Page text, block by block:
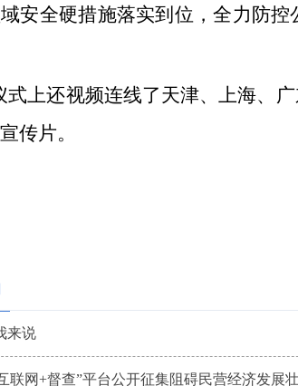
安全硬措施落实到位，全力防
式上还视频连线了天津、上海、
传片。
来说
联网+督查”平台公开征集阻碍民营经济发展